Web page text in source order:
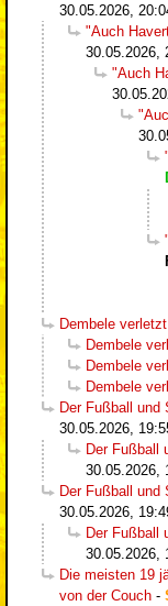
30.05.2026,
"Auch
30.05.2026,
"Auch
Dembele verletzt
Dembele
Dembele
Dembele
Der Fußball und
30.05.2026,
Der Fußball
30.05.2026,
Der Fußball und
30.05.2026,
Der Fußball
30.05.2026,
Die meisten 19
von der Couch -